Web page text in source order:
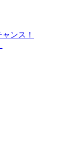
ンス！